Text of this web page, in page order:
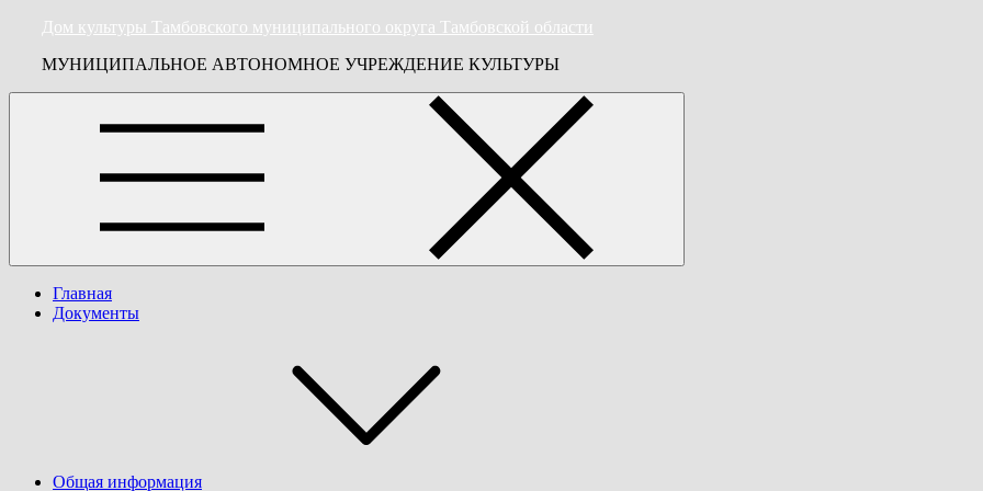
content
Дом культуры Тамбовского муниципального округа Тамбовской области
МУНИЦИПАЛЬНОЕ АВТОНОМНОЕ УЧРЕЖДЕНИЕ КУЛЬТУРЫ
Главная
Документы
Общая информация